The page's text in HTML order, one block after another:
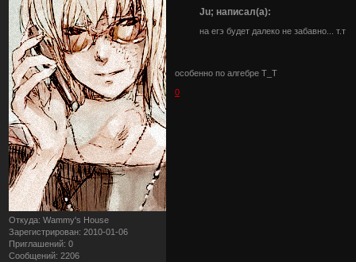
Откуда: Wammy's House
Зарегистрирован: 2010-01-06
Приглашений: 0
Сообщений: 2206
Ju; написал(а):
на егэ будет далеко не забавно... т.т
особенно по алгебре Т_Т
0